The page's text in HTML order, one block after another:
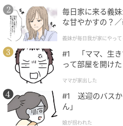
(C)AbemaTV, Inc.
“少数派”であるという厳しい
「『武勇伝、武勇伝』でね、
で」と自身の財力に照れつつ
「（藤森さんは）財力ありま
ジオは改めて笑いに包まれま
毎日家に来る義
な甘やかすの？
が】
義妹が毎日我が家にやって
#1 「ママ、生き
って部屋を開けた
ママが家出した
#1 送迎のバスか
ん」
娘が拐われた